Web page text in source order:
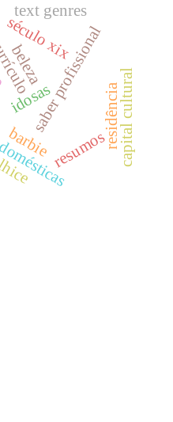
idosas
saber profissional
beleza
barbie resumos
século xix
capital cultural
residência
text genres